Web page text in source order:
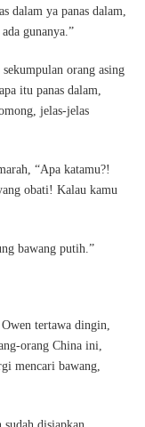
dalam ya panas dalam,
gunanya.”
orang asing
itu panas dalam,
jelas-jelas
“Apa katamu?!
obati! Kalau kamu
bawang putih.”
tertawa dingin,
orang China ini,
mencari bawang,